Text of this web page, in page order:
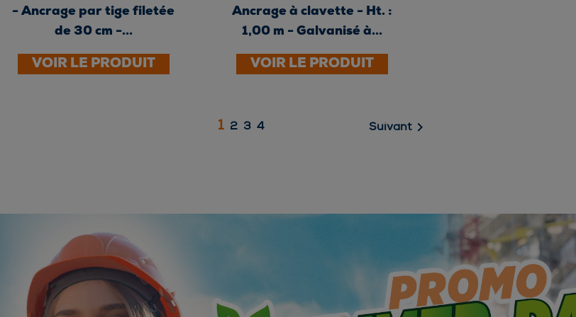
- Ancrage par tige filetée
de 30 cm -...
VOIR LE PRODUIT
Ancrage à clavette - Ht. :
1,00 m - Galvanisé à...
VOIR LE PRODUIT
1 2 3 4 Suivant